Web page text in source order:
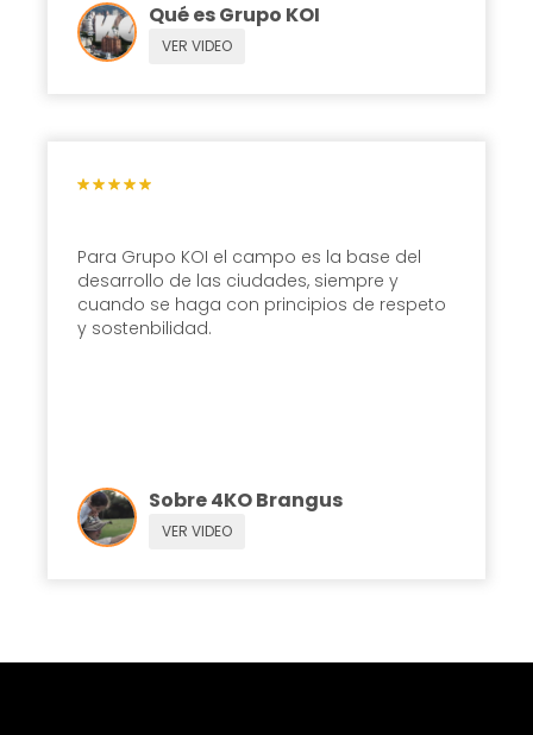
Qué es Grupo KOI
VER VIDEO
Para Grupo KOI el campo es la base del
desarrollo de las ciudades, siempre y
cuando se haga con principios de respeto
y sostenbilidad.
Sobre 4KO Brangus
VER VIDEO